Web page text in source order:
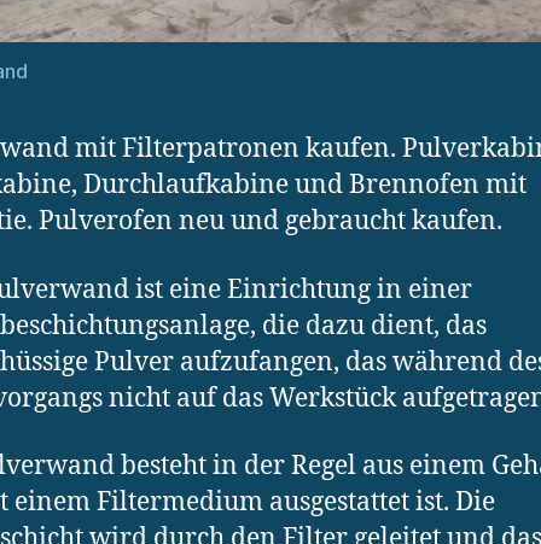
mit Filterpatronen kaufen.
Durchlaufkabine und Brennofen mit
Pulverofen neu und gebraucht kaufen.
ist eine Einrichtung in einer
die dazu dient, das
Pulver aufzufangen, das während
nicht auf das Werkstück
besteht in der Regel aus einem
einem Filtermedium ausgestattet ist. Die